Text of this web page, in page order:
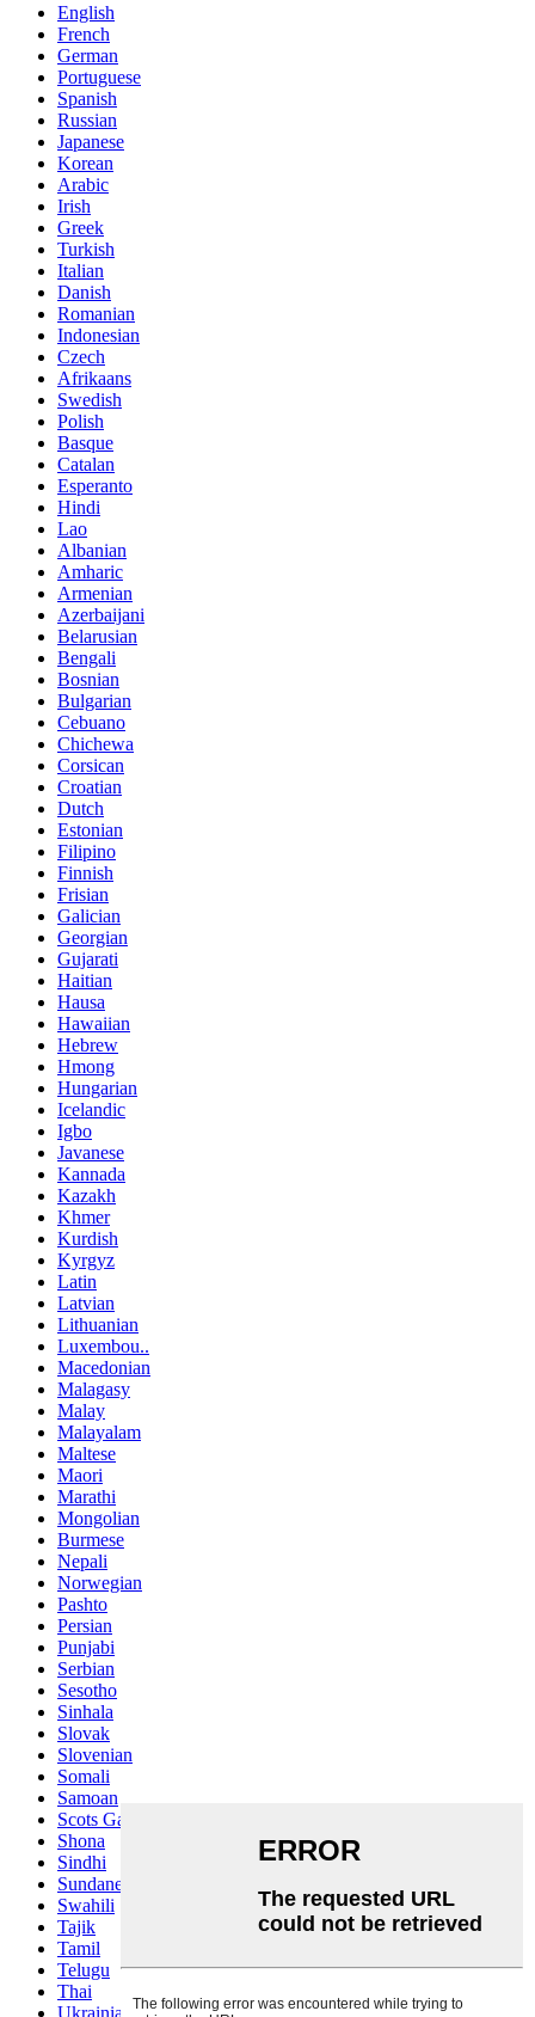
English
French
German
Portuguese
Spanish
Russian
Japanese
Korean
Arabic
Irish
Greek
Turkish
Italian
Danish
Romanian
Indonesian
Czech
Afrikaans
Swedish
Polish
Basque
Catalan
Esperanto
Hindi
Lao
Albanian
Amharic
Armenian
Azerbaijani
Belarusian
Bengali
Bosnian
Bulgarian
Cebuano
Chichewa
Corsican
Croatian
Dutch
Estonian
Filipino
Finnish
Frisian
Galician
Georgian
Gujarati
Haitian
Hausa
Hawaiian
Hebrew
Hmong
Hungarian
Icelandic
Igbo
Javanese
Kannada
Kazakh
Khmer
Kurdish
Kyrgyz
Latin
Latvian
Lithuanian
Luxembou..
Macedonian
Malagasy
Malay
Malayalam
Maltese
Maori
Marathi
Mongolian
Burmese
Nepali
Norwegian
Pashto
Persian
Punjabi
Serbian
Sesotho
Sinhala
Slovak
Slovenian
Somali
Samoan
Scots Gaelic
Shona
Sindhi
Sundanese
Swahili
Tajik
Tamil
Telugu
Thai
Ukrainian